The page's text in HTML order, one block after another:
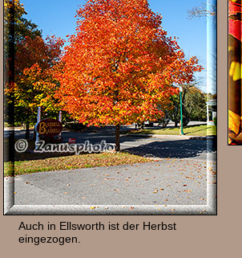
Auch in Ellsworth ist der Herbst
eingezogen.